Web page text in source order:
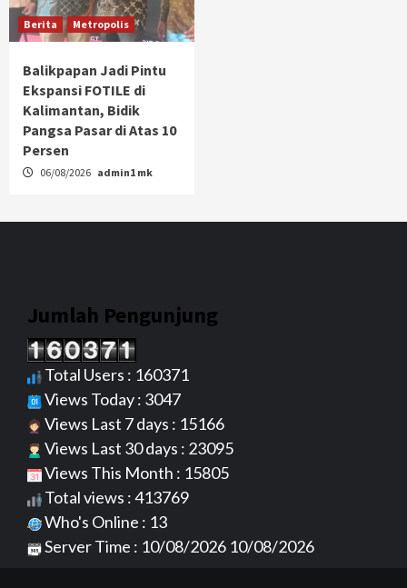
Berita Metropolis
Balikpapan Jadi Pintu
Ekspansi FOTILE di
Kalimantan, Bidik
Pangsa Pasar di Atas 10
Persen
06/08/2026 admin1 mk
Jumlah Pengunjung
Total Users : 160371
Views Today : 3047
Views Last 7 days : 15166
Views Last 30 days : 23095
Views This Month : 15805
Total views : 413769
Who's Online : 13
Server Time : 10/08/2026 10/08/2026